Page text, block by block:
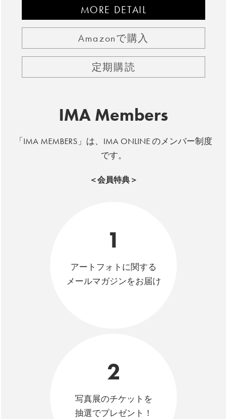
MORE DETAIL
Amazonで購入
定期購読
IMA Members
「IMA MEMBERS」は、IMA ONLINE のメンバー制度
です。
＜会員特典＞
1
アートフォトに関する
メールマガジンをお届け
2
写真展のチケットを
抽選でプレゼント！